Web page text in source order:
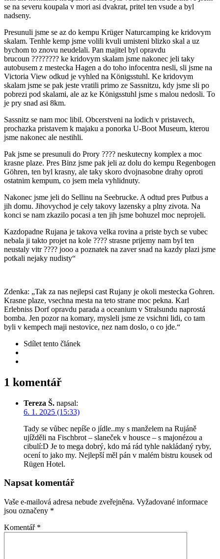
se na severu koupala v mori asi dvakrat, pritel ten vsude a byl
nadseny.
Presunuli jsme se az do kempu Krüger Naturcamping ke kridovym
skalam. Tenhle kemp jsme volili kvuli umisteni blizko skal a uz
bychom to znovu neudelali. Pan majitel byl opravdu
brucoun ???????? ke kridovym skalam jsme nakonec jeli taky
autobusem z mestecka Hagen a do toho infocentra nesli, sli jsme na
Victoria View odkud je vyhled na Königsstuhl. Ke kridovym
skalam jsme se pak jeste vratili primo ze Sassnitzu, kdy jsme sli po
pobrezi pod skalami, ale az ke Königsstuhl jsme s malou nedosli. To
je pry snad asi 8km.
Sassnitz se nam moc libil. Obcerstveni na lodich v pristavech,
prochazka pristavem k majaku a ponorka U-Boot Museum, kterou
jsme nakonec ale nestihli.
Pak jsme se presunuli do Prory ???? neskutecny komplex a moc
krasne plaze. Pres Binz jsme pak jeli az dolu do kempu Regenbogen
Göhren, ten byl krasny, ale taky skoro dvojnasobne drahy oproti
ostatnim kempum, co jsem mela vyhlidnuty.
Nakonec jsme jeli do Sellinu na Seebrucke. A odtud pres Putbus a
jih domu. Jihovychod je cely takovy lazensky a plny zivota. Na
konci se nam zkazilo pocasi a ten jih jsme bohuzel moc neprojeli.
Kazdopadne Rujana je takova velka rovina a priste bych se vubec
nebala ji takto projet na kole ???? strasne prijemy nam byl ten
neustaly vitr???? jooo a poznatek na zaver snad na kazdy plazi jsme
potkali nejaky nudisty“
Zdenka: „Tak za nas nejlepsi cast Rujany je okoli mestecka Gohren.
Krasne plaze, vsechna mesta na teto strane moc pekna. Karl
Erlebniss Dorf opravdu parada a oceanium v Stralsundu naprostá
bomba. Jen pozor na komary, mysleli jsme ze vsichni lidi, co tam
byli v kempech maji nestovice, nez nam doslo, o co jde.“
Sdílet tento článek
1 komentář
Tereza Š. napsal:
6. 1. 2025 (15:33)
Tady se vůbec nepíše o jídle..my s manželem na Rujáně
ujížděli na Fischbrot – slaneček v housce – s majonézou a
cibulí:D Je to mega dobrý, kdo má rád tyhle nakládaný ryby,
ocení to jako my. Nejlepší měl pán v malém bistru kousek od
Rügen Hotel.
Napsat komentář
Vaše e-mailová adresa nebude zveřejněna. Vyžadované informace
jsou označeny *
Komentář *